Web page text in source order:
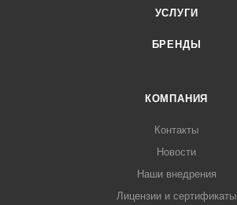
УСЛУГИ
БРЕНДЫ
КОМПАНИЯ
Контакты
Новости
Наши внедрения
Лицензии и сертификаты